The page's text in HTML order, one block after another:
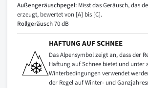
Außengeräuschpegel: Misst das Geräusch, das
erzeugt, bewertet von [A] bis [C].
Rollgeräusch70 dB
HAFTUNG AUF SCHNEE
Das Alpensymbol zeigt an, dass der
Haftung auf Schnee bietet und unter
Winterbedingungen verwendet
der Regel auf Winter- und